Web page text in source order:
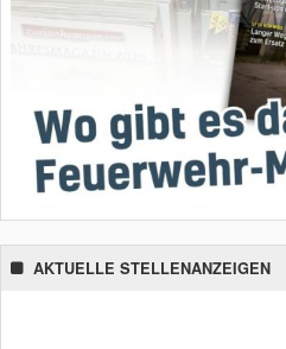
AKTUELLE STELLENANZEIGEN